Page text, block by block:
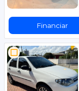
Financiar